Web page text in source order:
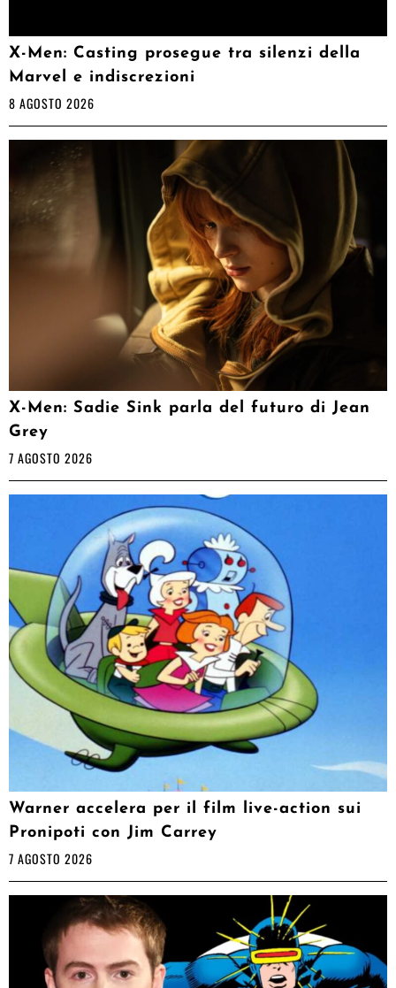
X-Men: Casting prosegue tra silenzi della
Marvel e indiscrezioni
8 AGOSTO 2026
X-Men: Sadie Sink parla del futuro di Jean
Grey
7 AGOSTO 2026
Warner accelera per il film live-action sui
Pronipoti con Jim Carrey
7 AGOSTO 2026